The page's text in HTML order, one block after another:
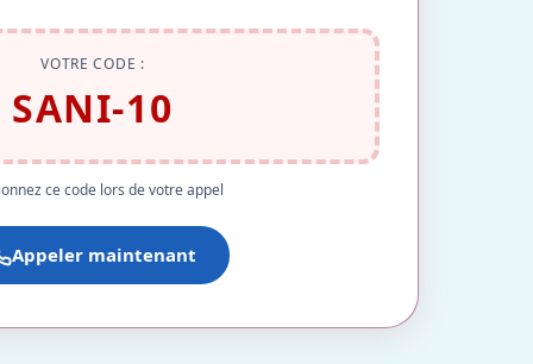
VOTRE CODE :
SANI-10
ce code lors de votre appel
Appeler maintenant